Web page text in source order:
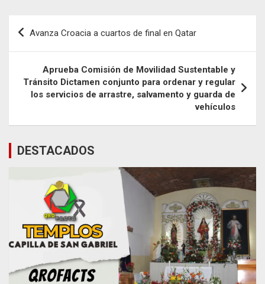
Navegación
entradas
Avanza Croacia a cuartos de final en Qatar
Aprueba Comisión de Movilidad Sustentable y
Tránsito Dictamen conjunto para ordenar y regular
los servicios de arrastre, salvamento y guarda de
vehículos
DESTACADOS